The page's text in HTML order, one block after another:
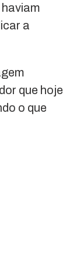
a
que hoje
o que